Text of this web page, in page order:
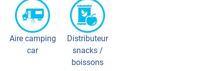
Aire camping
car
Distributeur
snacks /
boissons